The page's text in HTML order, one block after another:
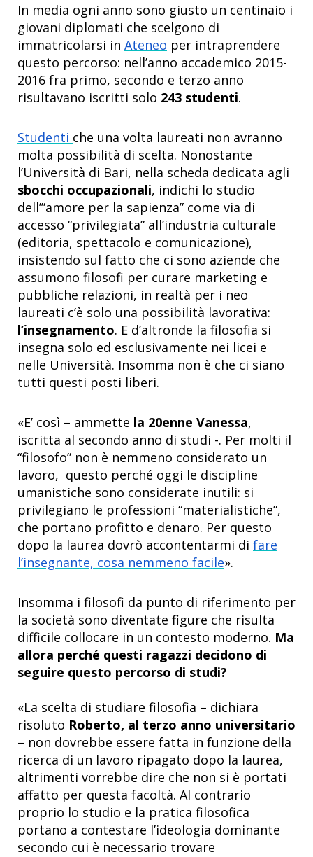
In media ogni anno sono giusto un centinaio i
giovani diplomati che scelgono di
immatricolarsi in Ateneo per intraprendere
questo percorso: nell’anno accademico 2015-
2016 fra primo, secondo e terzo anno
risultavano iscritti solo 243 studenti.
Studenti che una volta laureati non avranno
molta possibilità di scelta. Nonostante
l’Università di Bari, nella scheda dedicata agli
sbocchi occupazionali, indichi lo studio
dell’”amore per la sapienza” come via di
accesso “privilegiata” all’industria culturale
(editoria, spettacolo e comunicazione),
insistendo sul fatto che ci sono aziende che
assumono filosofi per curare marketing e
pubbliche relazioni, in realtà per i neo
laureati c’è solo una possibilità lavorativa:
l’insegnamento. E d’altronde la filosofia si
insegna solo ed esclusivamente nei licei e
nelle Università. Insomma non è che ci siano
tutti questi posti liberi.
«E’ così – ammette la 20enne Vanessa,
iscritta al secondo anno di studi -. Per molti il
“filosofo” non è nemmeno considerato un
lavoro, questo perché oggi le discipline
umanistiche sono considerate inutili: si
privilegiano le professioni “materialistiche”,
che portano profitto e denaro. Per questo
dopo la laurea dovrò accontentarmi di fare
l’insegnante, cosa nemmeno facile».
Insomma i filosofi da punto di riferimento per
la società sono diventate figure che risulta
difficile collocare in un contesto moderno. Ma
allora perché questi ragazzi decidono di
seguire questo percorso di studi?
«La scelta di studiare filosofia – dichiara
risoluto Roberto, al terzo anno universitario
– non dovrebbe essere fatta in funzione della
ricerca di un lavoro ripagato dopo la laurea,
altrimenti vorrebbe dire che non si è portati
affatto per questa facoltà. Al contrario
proprio lo studio e la pratica filosofica
portano a contestare l’ideologia dominante
secondo cui è necessario trovare